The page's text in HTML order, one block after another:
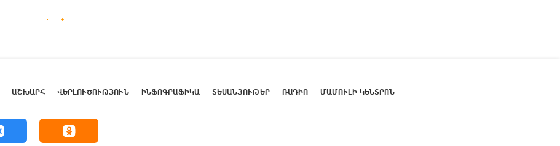
ԱՇԽԱՐՀ ՎԵՐԼՈՒԾՈՒԹՅՈՒՆ ԻՆՖՈԳՐԱՖԻԿԱ ՏԵՍԱՆՅՈՒԹԵՐ ՌԱԴԻՈ ՄԱՄՈՒԼԻ ԿԵՆՏՐՈՆ